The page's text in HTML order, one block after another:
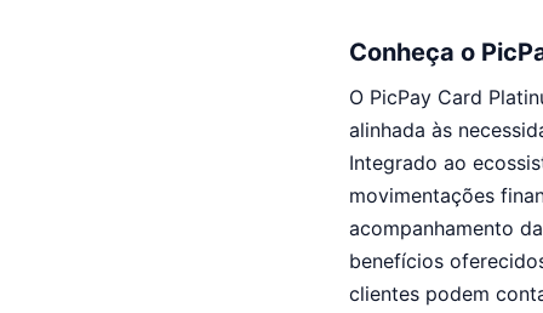
Conheça o
O PicPay Card
alinhada às
Integrado ao
movimentações
acompanhamento
benefícios
clientes podem